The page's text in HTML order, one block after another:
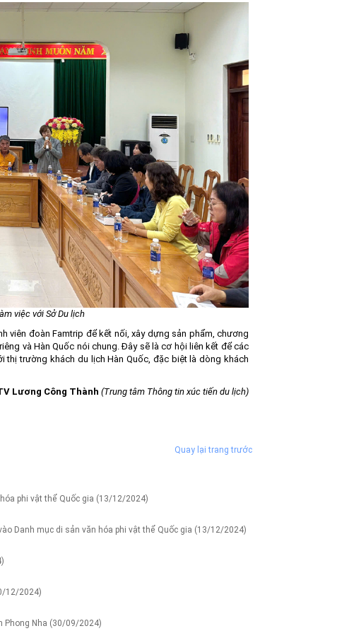
việc với Sở Du lịch
viên đoàn Famtrip để kết nối, xây dựng sản phẩm, chương
và Hàn Quốc nói chung. Đây sẽ là cơ hội liên kết để các
thị trường khách du lịch Hàn Quốc, đặc biệt là dòng khách
Lương Công Thành (Trung tâm Thông tin xúc tiến du lịch)
Quay lại trang trước
phi vật thể Quốc gia (13/12/2024)
Danh mục di sản văn hóa phi vật thể Quốc gia (13/12/2024)
12/2024)
Phong Nha (30/09/2024)